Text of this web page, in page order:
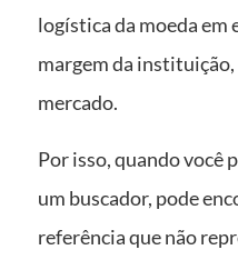
logística da moeda em
margem da
mercado.
Por isso, quando você
um buscador, pode
referência que não